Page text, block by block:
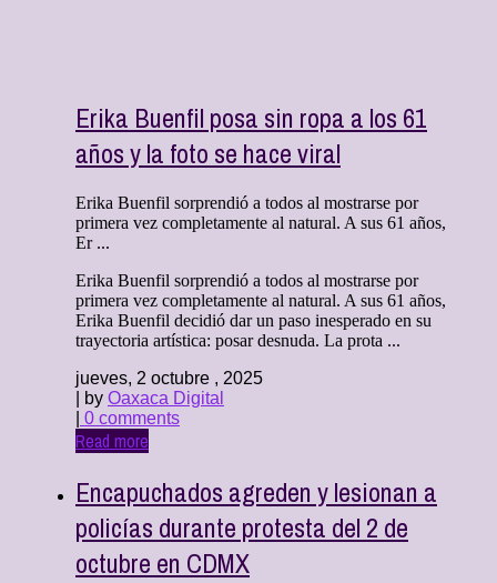
Erika Buenfil posa sin ropa a los 61
años y la foto se hace viral
Erika Buenfil sorprendió a todos al mostrarse por
primera vez completamente al natural. A sus 61 años,
Er ...
Erika Buenfil sorprendió a todos al mostrarse por
primera vez completamente al natural. A sus 61 años,
Erika Buenfil decidió dar un paso inesperado en su
trayectoria artística: posar desnuda. La prota ...
jueves, 2 octubre , 2025
| by Oaxaca Digital
0 comments
Read more
Encapuchados agreden y lesionan a
policías durante protesta del 2 de
octubre en CDMX